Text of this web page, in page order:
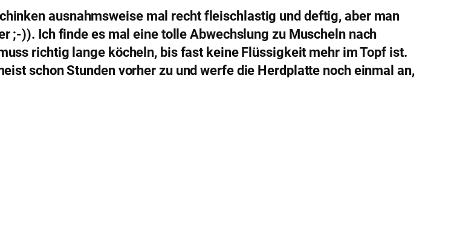
ausnahmsweise mal recht fleischlastig und deftig, aber man
;-)). Ich finde es mal eine tolle Abwechslung zu Muscheln nach
richtig lange köcheln, bis fast keine Flüssigkeit mehr im Topf ist.
schon Stunden vorher zu und werfe die Herdplatte noch einmal an,